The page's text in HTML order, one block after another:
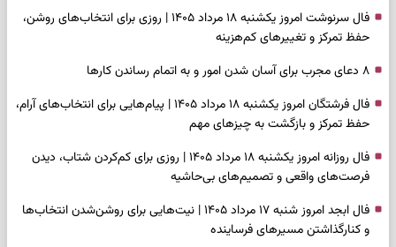
فال سرنوشت امروز یکشنبه ۱۸ مرداد ۱۴۰۵ | روزی برای انتخاب‌های روشن،
حفظ تمرکز و تغییرهای کم‌هزینه
۸ دعای مجرب برای آسان شدن امور و به اتمام رساندن کار‌ها
فال فرشتگان امروز یکشنبه ۱۸ مرداد ۱۴۰۵ | پیام‌هایی برای انتخاب‌های آرام،
حفظ تمرکز و بازگشت به چیزهای مهم
فال روزانه امروز یکشنبه ۱۸ مرداد ۱۴۰۵ | روزی برای کم‌کردن شتاب، دیدن
فرصت‌های واقعی و تصمیم‌های بی‌حاشیه
فال ابجد امروز شنبه ۱۷ مرداد ۱۴۰۵ | نیت‌هایی برای روشن‌شدن انتخاب‌ها
و کنارگذاشتن مسیرهای فرساینده